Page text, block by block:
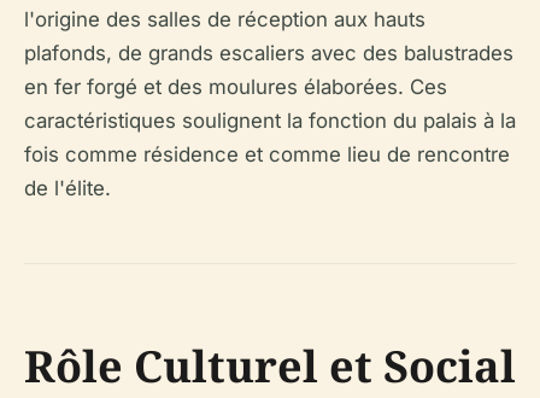
l'origine des salles de réception aux hauts
plafonds, de grands escaliers avec des balustrades
en fer forgé et des moulures élaborées. Ces
caractéristiques soulignent la fonction du palais à la
fois comme résidence et comme lieu de rencontre
de l'élite.
Rôle Culturel et Social